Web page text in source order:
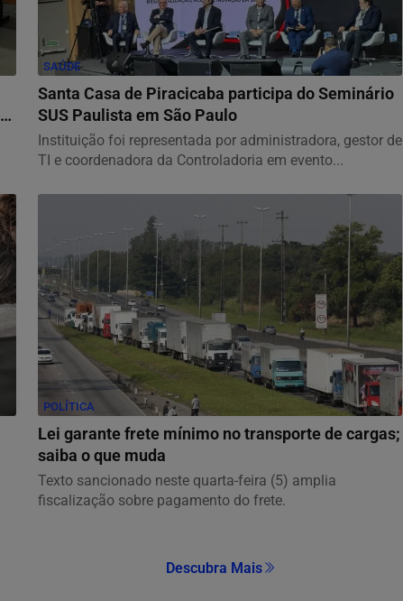
SAÚDE
Santa Casa de Piracicaba participa do Seminário
SUS Paulista em São Paulo
Instituição foi representada por administradora, gestor de
TI e coordenadora da Controladoria em evento...
POLÍTICA
Lei garante frete mínimo no transporte de cargas;
saiba o que muda
Texto sancionado neste quarta-feira (5) amplia
fiscalização sobre pagamento do frete.
Descubra Mais